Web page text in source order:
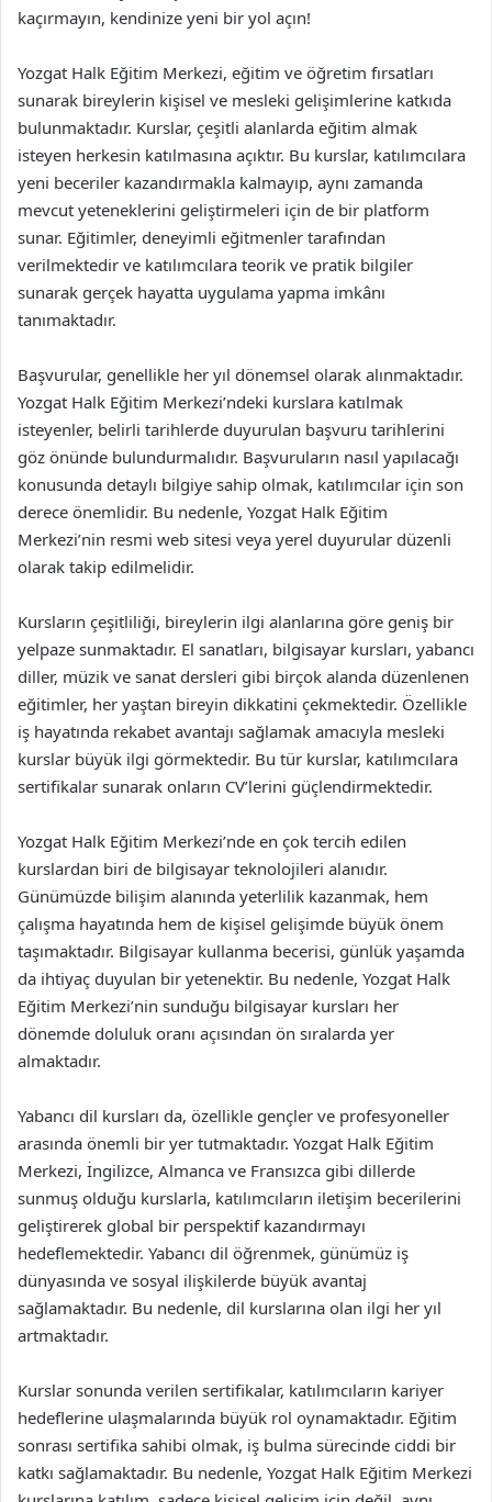
kaçırmayın, kendinize yeni bir yol açın!
Yozgat Halk Eğitim Merkezi, eğitim ve öğretim fırsatları
sunarak bireylerin kişisel ve mesleki gelişimlerine katkıda
bulunmaktadır. Kurslar, çeşitli alanlarda eğitim almak
isteyen herkesin katılmasına açıktır. Bu kurslar, katılımcılara
yeni beceriler kazandırmakla kalmayıp, aynı zamanda
mevcut yeteneklerini geliştirmeleri için de bir platform
sunar. Eğitimler, deneyimli eğitmenler tarafından
verilmektedir ve katılımcılara teorik ve pratik bilgiler
sunarak gerçek hayatta uygulama yapma imkânı
tanımaktadır.
Başvurular, genellikle her yıl dönemsel olarak alınmaktadır.
Yozgat Halk Eğitim Merkezi’ndeki kurslara katılmak
isteyenler, belirli tarihlerde duyurulan başvuru tarihlerini
göz önünde bulundurmalıdır. Başvuruların nasıl yapılacağı
konusunda detaylı bilgiye sahip olmak, katılımcılar için son
derece önemlidir. Bu nedenle, Yozgat Halk Eğitim
Merkezi’nin resmi web sitesi veya yerel duyurular düzenli
olarak takip edilmelidir.
Kursların çeşitliliği, bireylerin ilgi alanlarına göre geniş bir
yelpaze sunmaktadır. El sanatları, bilgisayar kursları, yabancı
diller, müzik ve sanat dersleri gibi birçok alanda düzenlenen
eğitimler, her yaştan bireyin dikkatini çekmektedir. Özellikle
iş hayatında rekabet avantajı sağlamak amacıyla mesleki
kurslar büyük ilgi görmektedir. Bu tür kurslar, katılımcılara
sertifikalar sunarak onların CV’lerini güçlendirmektedir.
Yozgat Halk Eğitim Merkezi’nde en çok tercih edilen
kurslardan biri de bilgisayar teknolojileri alanıdır.
Günümüzde bilişim alanında yeterlilik kazanmak, hem
çalışma hayatında hem de kişisel gelişimde büyük önem
taşımaktadır. Bilgisayar kullanma becerisi, günlük yaşamda
da ihtiyaç duyulan bir yetenektir. Bu nedenle, Yozgat Halk
Eğitim Merkezi’nin sunduğu bilgisayar kursları her
dönemde doluluk oranı açısından ön sıralarda yer
almaktadır.
Yabancı dil kursları da, özellikle gençler ve profesyoneller
arasında önemli bir yer tutmaktadır. Yozgat Halk Eğitim
Merkezi, İngilizce, Almanca ve Fransızca gibi dillerde
sunmuş olduğu kurslarla, katılımcıların iletişim becerilerini
geliştirerek global bir perspektif kazandırmayı
hedeflemektedir. Yabancı dil öğrenmek, günümüz iş
dünyasında ve sosyal ilişkilerde büyük avantaj
sağlamaktadır. Bu nedenle, dil kurslarına olan ilgi her yıl
artmaktadır.
Kurslar sonunda verilen sertifikalar, katılımcıların kariyer
hedeflerine ulaşmalarında büyük rol oynamaktadır. Eğitim
sonrası sertifika sahibi olmak, iş bulma sürecinde ciddi bir
katkı sağlamaktadır. Bu nedenle, Yozgat Halk Eğitim Merkezi